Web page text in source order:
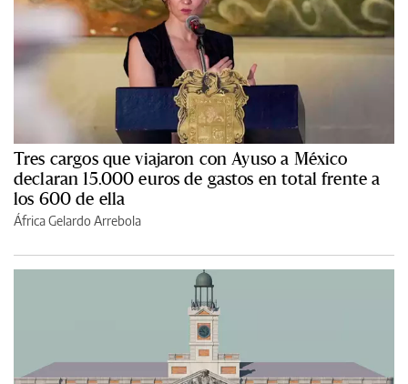
Tres cargos que viajaron con Ayuso a México
declaran 15.000 euros de gastos en total frente a
los 600 de ella
África Gelardo Arrebola